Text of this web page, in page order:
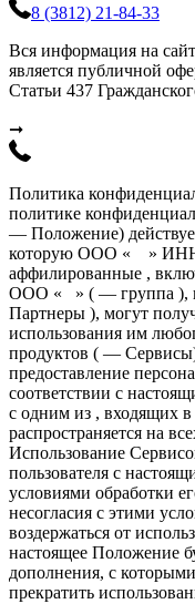
8 (3812) 21-84-33
Вся информация на
является публичной
Статьи 437
➞
Политика
политике
— Положение)
которую ООО « »
аффилированные ,
ООО « » ( — группа ),
Партнеры ), могут
использования им
продуктов ( —
предоставление
соответствии с
с одним из , входящих
распространяется на
Использование
пользователя с
условиями обработки
несогласия с этими
воздержаться от
настоящее Положение
дополнения, с
прекратить